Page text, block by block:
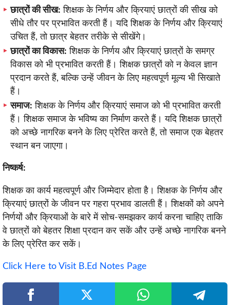
छात्रों की सीख: शिक्षक के निर्णय और क्रियाएं छात्रों की सीख को
सीधे तौर पर प्रभावित करती हैं। यदि शिक्षक के निर्णय और क्रियाएं
उचित हैं, तो छात्र बेहतर तरीके से सीखेंगे।
छात्रों का विकास: शिक्षक के निर्णय और क्रियाएं छात्रों के समग्र
विकास को भी प्रभावित करती हैं। शिक्षक छात्रों को न केवल ज्ञान
प्रदान करते हैं, बल्कि उन्हें जीवन के लिए महत्वपूर्ण मूल्य भी सिखाते
हैं।
समाज: शिक्षक के निर्णय और क्रियाएं समाज को भी प्रभावित करती
हैं। शिक्षक समाज के भविष्य का निर्माण करते हैं। यदि शिक्षक छात्रों
को अच्छे नागरिक बनने के लिए प्रेरित करते हैं, तो समाज एक बेहतर
स्थान बन जाएगा।
निष्कर्ष:
शिक्षक का कार्य महत्वपूर्ण और जिम्मेदार होता है। शिक्षक के निर्णय और
क्रियाएं छात्रों के जीवन पर गहरा प्रभाव डालती हैं। शिक्षकों को अपने
निर्णयों और क्रियाओं के बारे में सोच-समझकर कार्य करना चाहिए ताकि
वे छात्रों को बेहतर शिक्षा प्रदान कर सकें और उन्हें अच्छे नागरिक बनने
के लिए प्रेरित कर सकें।
Click Here to Visit B.Ed Notes Page